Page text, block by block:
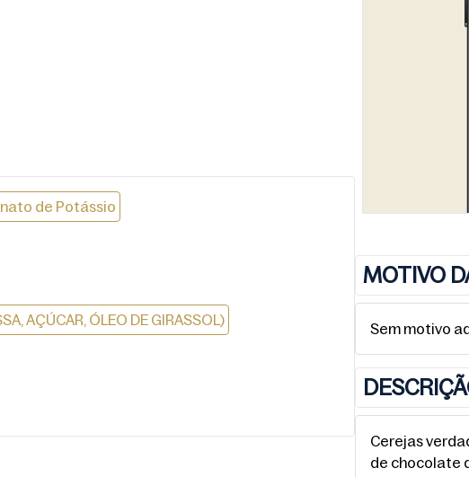
de Potássio
AÇÚCAR, ÓLEO DE GIRASSOL)
MOTIVO
Sem motivo
Cerejas
de chocolate